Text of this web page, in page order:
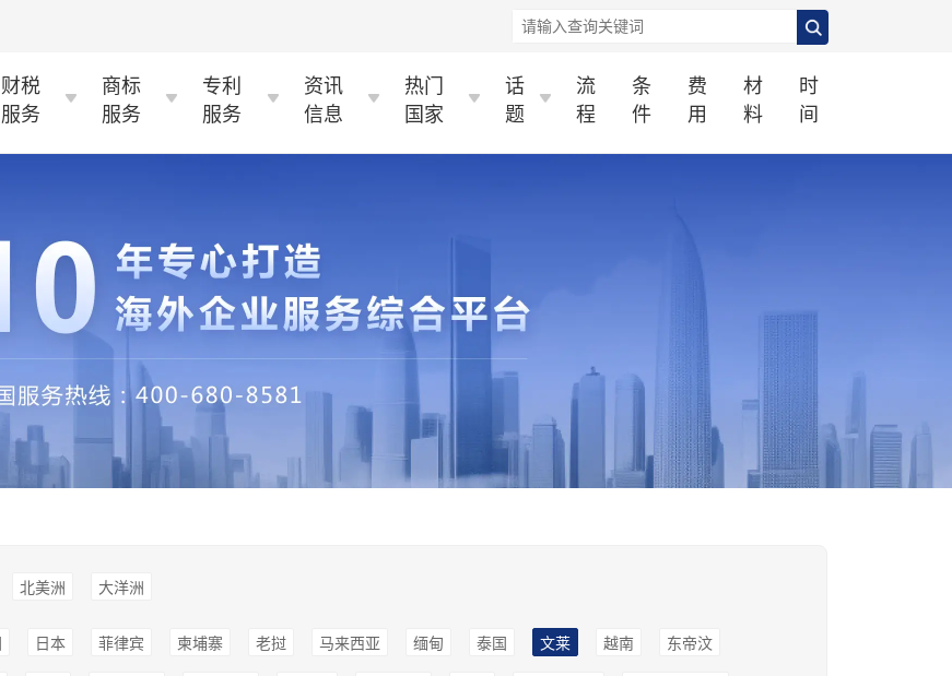
财税
服务
商标
服务
专利
服务
资讯
信息
热门
国家
话
题
流
程
条
件
费
用
材
料
时
间
北美洲 大洋洲
日本 菲律宾 柬埔寨 老挝 马来西亚 缅甸 泰国 文莱 越南 东帝汶